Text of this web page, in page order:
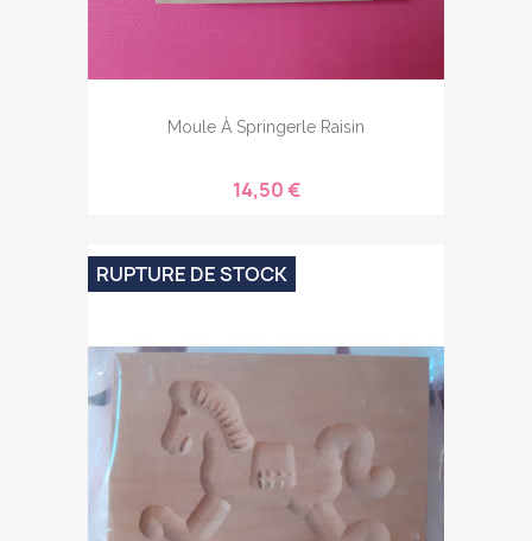
Moule À Springerle Raisin
14,50 €
RUPTURE DE STOCK